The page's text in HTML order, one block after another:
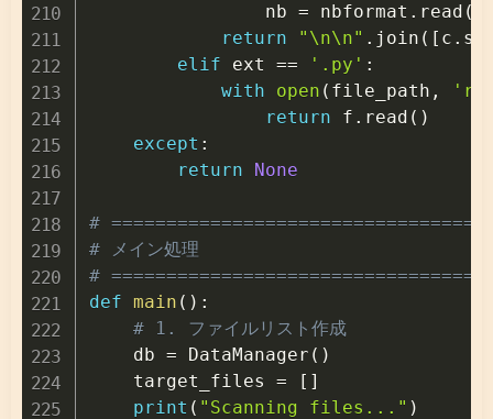
                nb
= nbformat . read (
return
"\n\n" . join ( [ c .
elif ext == '.py' :
with
open ( file_path , 'r'
return f . read ( )
except :
return
None
#
# メイン処理
#
def main ( ) :
# 1. ファイルリスト作成
    db
= DataManager ( )
    target_files
= [ ]
print ( "Scanning files..." )